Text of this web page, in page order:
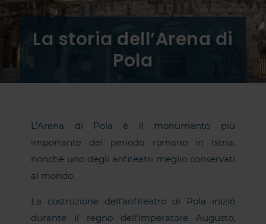
La storia dell’Arena di
Pola
L’Arena di Pola è il monumento più
importante del periodo romano in Istria,
nonché uno degli anfiteatri meglio conservati
al mondo.
La costruzione dell’anfiteatro di Pola iniziò
durante il regno dell’imperatore Augusto,